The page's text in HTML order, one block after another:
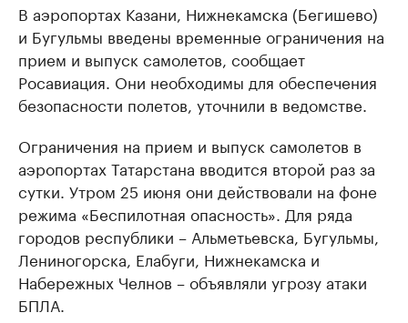
В аэропортах Казани, Нижнекамска (Бегишево)
и Бугульмы введены временные ограничения на
прием и выпуск самолетов, сообщает
Росавиация. Они необходимы для обеспечения
безопасности полетов, уточнили в ведомстве.
Ограничения на прием и выпуск самолетов в
аэропортах Татарстана вводится второй раз за
сутки. Утром 25 июня они действовали на фоне
режима «Беспилотная опасность». Для ряда
городов республики – Альметьевска, Бугульмы,
Лениногорска, Елабуги, Нижнекамска и
Набережных Челнов – объявляли угрозу атаки
БПЛА.